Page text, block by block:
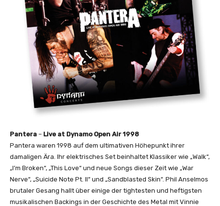
Pantera – Live at Dynamo Open Air 1998
Pantera waren 1998 auf dem ultimativen Höhepunkt ihrer
damaligen Ära. Ihr elektrisches Set beinhaltet Klassiker wie „Walk“,
„I’m Broken“, „This Love“ und neue Songs dieser Zeit wie „War
Nerve“, „Suicide Note Pt. II“ und „Sandblasted Skin“. Phil Anselmos
brutaler Gesang hallt über einige der tightesten und heftigsten
musikalischen Backings in der Geschichte des Metal mit Vinnie